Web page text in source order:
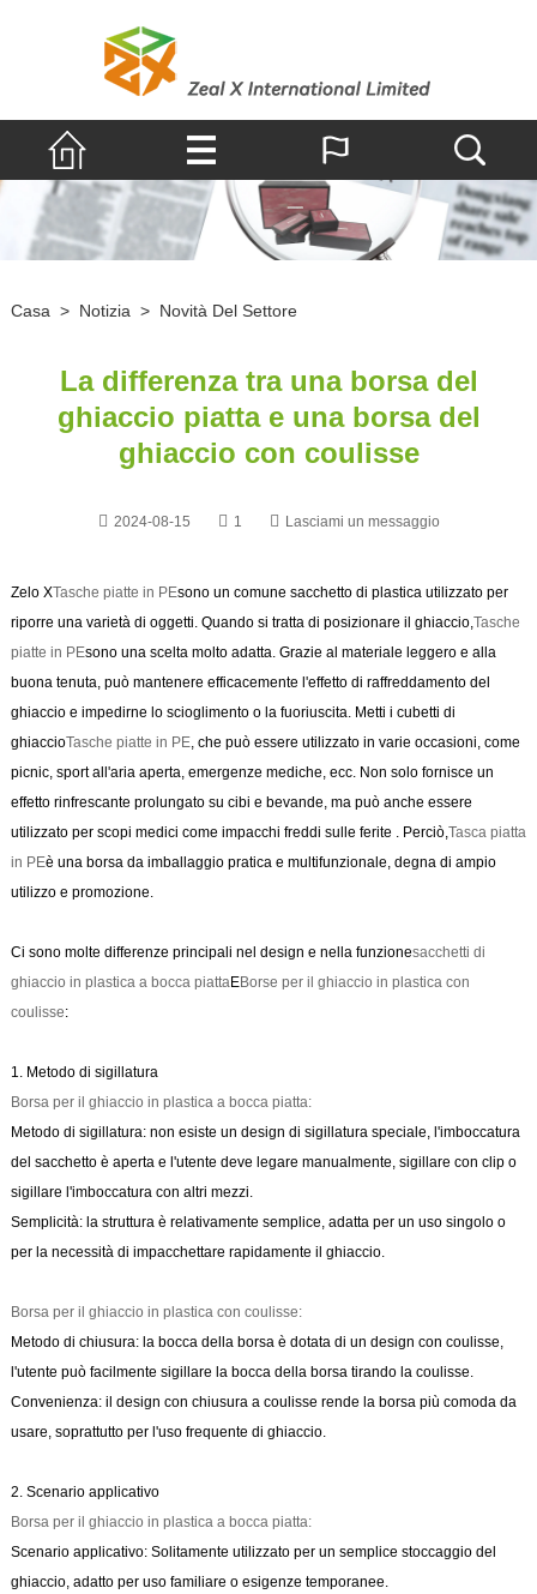
Casa > Notizia > Novità Del Settore
La differenza tra una borsa del
ghiaccio piatta e una borsa del
ghiaccio con coulisse
2024-08-15 1 Lasciami un messaggio
Zelo XTasche piatte in PEsono un comune sacchetto di plastica utilizzato per
riporre una varietà di oggetti. Quando si tratta di posizionare il ghiaccio, Tasche
piatte in PEsono una scelta molto adatta. Grazie al materiale leggero e alla
buona tenuta, può mantenere efficacemente l'effetto di raffreddamento del
ghiaccio e impedirne lo scioglimento o la fuoriuscita. Metti i cubetti di
ghiaccioTasche piatte in PE, che può essere utilizzato in varie occasioni, come
picnic, sport all'aria aperta, emergenze mediche, ecc. Non solo fornisce un
effetto rinfrescante prolungato su cibi e bevande, ma può anche essere
utilizzato per scopi medici come impacchi freddi sulle ferite . Perciò, Tasca piatta
in PEè una borsa da imballaggio pratica e multifunzionale, degna di ampio
utilizzo e promozione.
Ci sono molte differenze principali nel design e nella funzionesacchetti di
ghiaccio in plastica a bocca piattaEBorse per il ghiaccio in plastica con
coulisse:
1. Metodo di sigillatura
Borsa per il ghiaccio in plastica a bocca piatta:
Metodo di sigillatura: non esiste un design di sigillatura speciale, l'imboccatura
del sacchetto è aperta e l'utente deve legare manualmente, sigillare con clip o
sigillare l'imboccatura con altri mezzi.
Semplicità: la struttura è relativamente semplice, adatta per un uso singolo o
per la necessità di impacchettare rapidamente il ghiaccio.
Borsa per il ghiaccio in plastica con coulisse:
Metodo di chiusura: la bocca della borsa è dotata di un design con coulisse,
l'utente può facilmente sigillare la bocca della borsa tirando la coulisse.
Convenienza: il design con chiusura a coulisse rende la borsa più comoda da
usare, soprattutto per l'uso frequente di ghiaccio.
2. Scenario applicativo
Borsa per il ghiaccio in plastica a bocca piatta:
Scenario applicativo: Solitamente utilizzato per un semplice stoccaggio del
ghiaccio, adatto per uso familiare o esigenze temporanee.